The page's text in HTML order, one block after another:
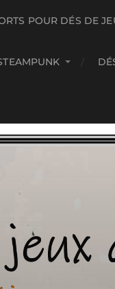
POUR DÉS DE